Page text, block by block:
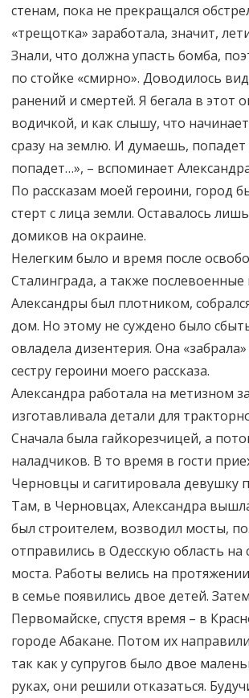
стенам, пока не прекращался
«трещотка» заработала, значит,
Знали, что должна упасть бомба,
по стойке «смирно». Доводилось
ранений и смертей. Я бегала в этот
водичкой, и как слышу, что
сразу на землю. И думаешь, попадет
попадет…», – вспоминает
По рассказам моей героини, город
стерт с лица земли. Оставалось
домиков на окраине.
Нелегким было и время после
Сталинграда, а также
Александры был плотником,
дом. Но этому не суждено было
овладела дизентерия. Она
сестру героини моего рассказа.
Александра работала на метизном
изготавливала детали для
Сначала была гайкорезчицей, а
наладчиков. В то время в гости
Черновцы и сагитировала девушку
Там, в Черновцах, Александра
был строителем, возводил мосты,
отправились в Одесскую область на
моста. Работы велись на
в семье появились двое детей.
Первомайске, спустя время – в
городе Абакане. Потом их
так как у супругов было двое
руках, они решили отказаться.